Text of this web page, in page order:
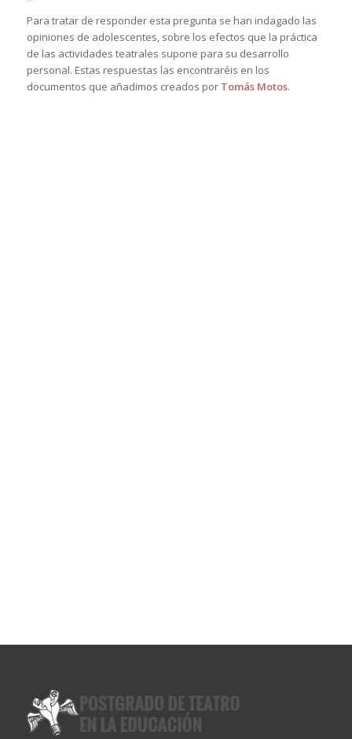
Para tratar de responder esta pregunta se han indagado las
opiniones de adolescentes, sobre los efectos que la práctica
de las actividades teatrales supone para su desarrollo
personal. Estas respuestas las encontraréis en los
documentos que añadimos creados por Tomás Motos.